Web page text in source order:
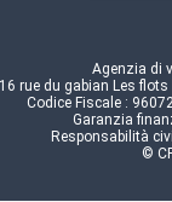
Agenzia di
16 rue du gabian Les
Codice Fiscale :
Garanzia
Responsabilità
©